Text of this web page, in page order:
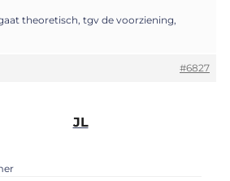
theoretisch, tgv de voorziening,
#6827
JL